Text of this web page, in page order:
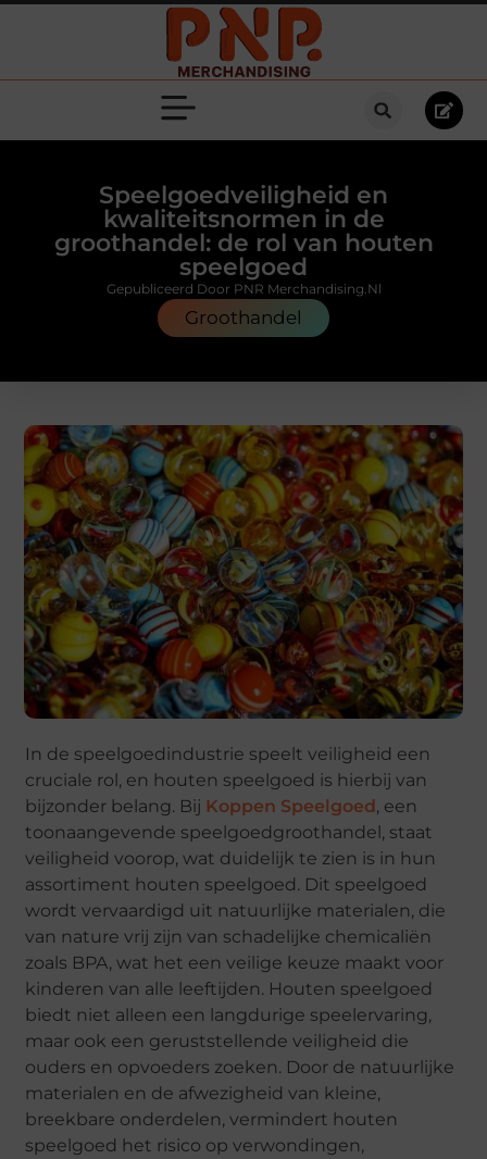
Speelgoedveiligheid en
kwaliteitsnormen in de
groothandel: de rol van houten
speelgoed
Groothandel
Gepubliceerd Door PNR Merchandising.nl
In de speelgoedindustrie speelt veiligheid een
cruciale rol, en houten speelgoed is hierbij van
bijzonder belang. Bij Koppen Speelgoed, een
toonaangevende speelgoedgroothandel, staat
veiligheid voorop, wat duidelijk te zien is in hun
assortiment houten speelgoed. Dit speelgoed
wordt vervaardigd uit natuurlijke materialen, die
van nature vrij zijn van schadelijke chemicaliën
zoals BPA, wat het een veilige keuze maakt voor
kinderen van alle leeftijden. Houten speelgoed
biedt niet alleen een langdurige speelervaring,
maar ook een geruststellende veiligheid die
ouders en opvoeders zoeken. Door de natuurlijke
materialen en de afwezigheid van kleine,
breekbare onderdelen, vermindert houten
speelgoed het risico op verwondingen,